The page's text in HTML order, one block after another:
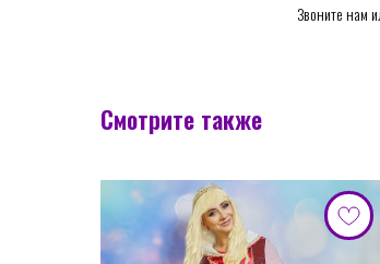
Звоните нам
Смотрите также